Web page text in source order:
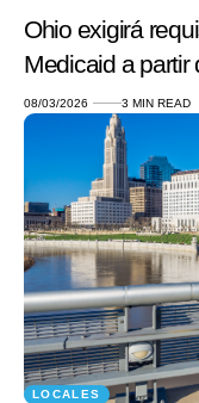
Ohio exigirá
Medicaid a partir
08/03/2026 3 MIN READ
LOCALES